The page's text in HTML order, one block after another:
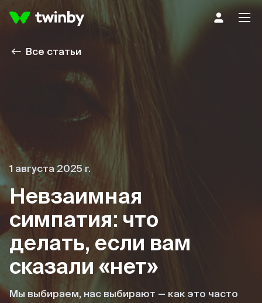
Все статьи
1 августа 2025 г.
Невзаимная
симпатия: что
делать, если вам
сказали «нет»
Мы выбираем, нас выбирают — как это часто